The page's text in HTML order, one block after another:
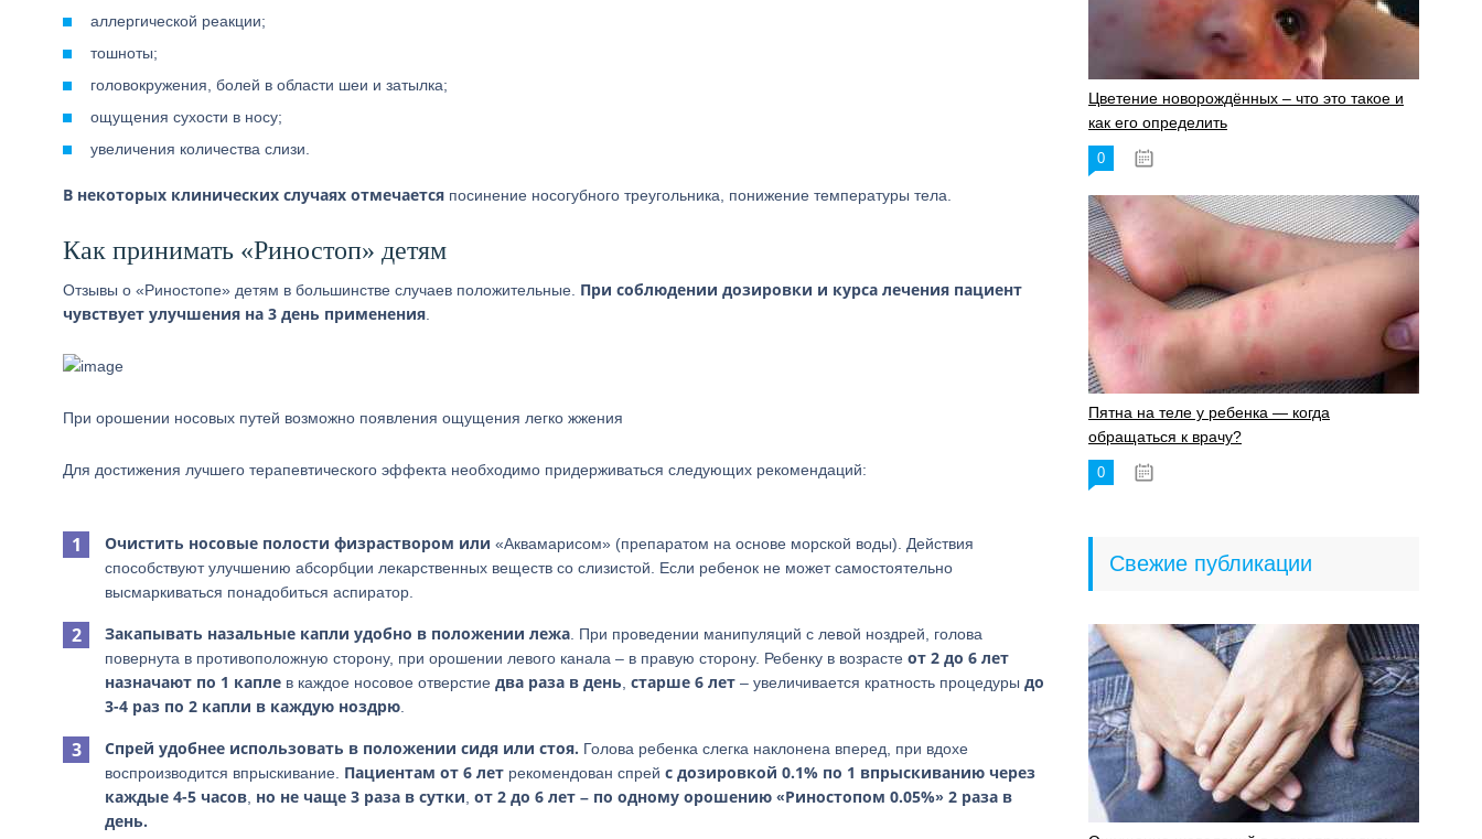
аллергической реакции;
тошноты;
головокружения, болей в области шеи и затылка;
ощущения сухости в носу;
увеличения количества слизи.
В некоторых клинических случаях отмечается посинение носогубного треугольника, понижение температуры тела.
Как принимать «Риностоп» детям
Отзывы о «Риностопе» детям в большинстве случаев положительные. При соблюдении дозировки и курса лечения пациент
чувствует улучшения на 3 день применения
При орошении носовых путей возможно появления ощущения легко жжения
Для достижения лучшего терапевтического эффекта необходимо придерживаться следующих рекомендаций:
Очистить носовые полости физраствором или «Аквамарисом» (препаратом на основе морской воды). Действия
способствуют улучшению абсорбции лекарственных веществ со слизистой. Если ребенок не может самостоятельно
высмаркиваться понадобиться аспиратор.
Закапывать назальные капли удобно в положении лежа . При проведении манипуляций с левой ноздрей, голова
повернута в противоположную сторону, при орошении левого канала – в правую сторону. Ребенку в возрасте от 2 до 6 лет
назначают по 1 капле в каждое носовое отверстие два раза в день старше 6 лет – увеличивается кратность процедуры до
3-4 раз по 2 капли в каждую ноздрю
Спрей удобнее использовать в положении сидя или стоя. Голова ребенка слегка наклонена вперед, при вдохе
воспроизводится впрыскивание. Пациентам от 6 лет рекомендован спрей с дозировкой 0.1% по 1 впрыскиванию через
каждые 4-5 часов но не чаще 3 раза в сутки от 2 до 6 лет – по одному орошению «Риностопом 0.05%» 2 раза в
день.
Цветение новорождённых – что это такое и
как его определить
0
Пятна на теле у ребенка — когда
обращаться к врачу?
0
Свежие публикации